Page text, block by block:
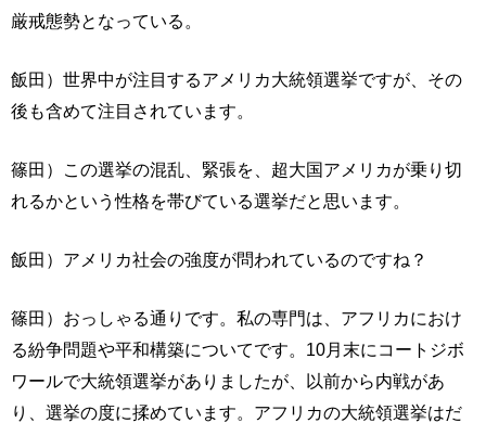
厳戒態勢となっている。
飯田）世界中が注目するアメリカ大統領選挙ですが、その
後も含めて注目されています。
篠田）この選挙の混乱、緊張を、超大国アメリカが乗り切
れるかという性格を帯びている選挙だと思います。
飯田）アメリカ社会の強度が問われているのですね？
篠田）おっしゃる通りです。私の専門は、アフリカにおけ
る紛争問題や平和構築についてです。10月末にコートジボ
ワールで大統領選挙がありましたが、以前から内戦があ
り、選挙の度に揉めています。アフリカの大統領選挙はだ